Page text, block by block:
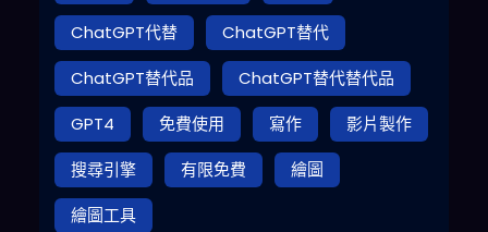
ChatGPT代替
ChatGPT替代
ChatGPT替代品
ChatGPT替代替代品
GPT4
免費使用 寫作
影片製作
搜尋引擎
有限免費
繪圖
繪圖工具